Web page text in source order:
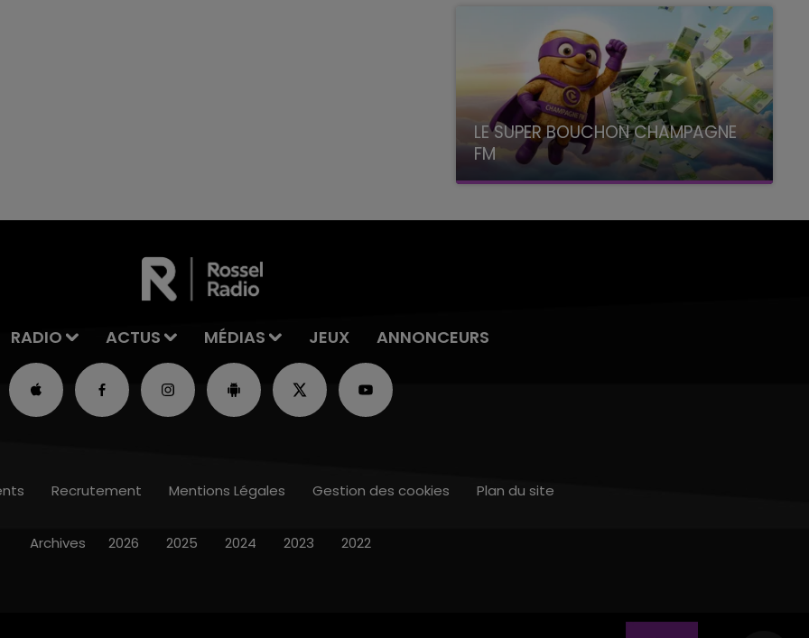
LE SUPER BOUCHON CHAMPAGNE
FM
avec La Famille Champagne FM, à 8H10
RADIO ACTUS MÉDIAS JEUX ANNONCEURS
Recrutement Mentions Légales Gestion des cookies Plan du site
Archives 2026 2025 2024 2023 2022